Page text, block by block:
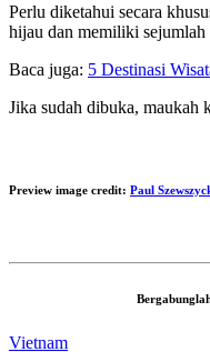
Perlu diketahui secara
hijau dan memiliki sejumlah
Baca juga: 5 Destinasi
Jika sudah dibuka, maukah
Preview image credit: Paul
Vietnam